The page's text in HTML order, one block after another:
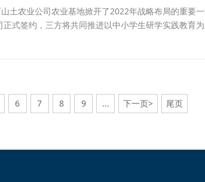
土农业公司农业基地掀开了2022年战略布局的重要
式签约，三方将共同推进以中小学生研学实践教育
6 7 8 9 ... 下一页> 尾页